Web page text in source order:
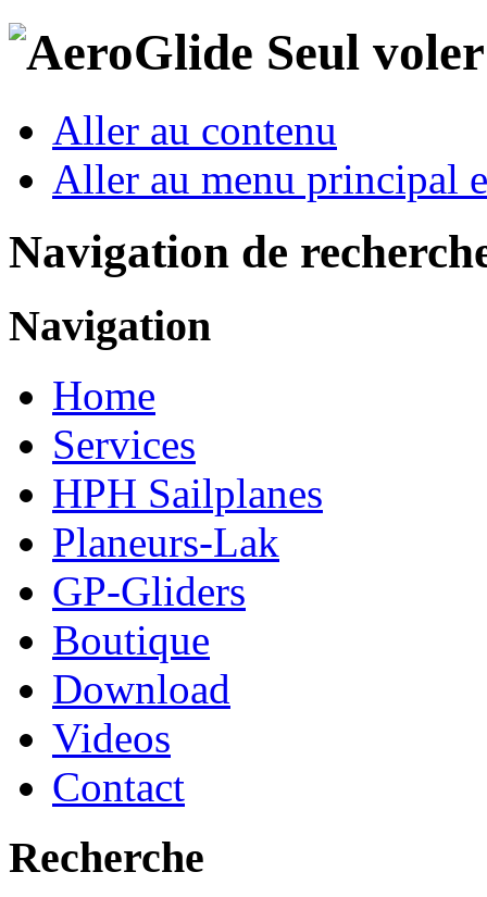
Seul
Aller au contenu
Aller au menu principal
Navigation de
Navigation
Home
Services
HPH Sailplanes
Planeurs-Lak
GP-Gliders
Boutique
Download
Videos
Contact
Recherche